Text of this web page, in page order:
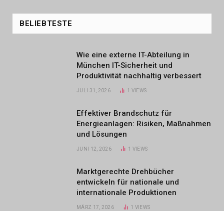
BELIEBTESTE
Wie eine externe IT-Abteilung in
München IT-Sicherheit und
Produktivität nachhaltig verbessert
JULI 31, 2026 1 VIEWS
Effektiver Brandschutz für
Energieanlagen: Risiken, Maßnahmen
und Lösungen
JUNI 12, 2026 1 VIEWS
Marktgerechte Drehbücher
entwickeln für nationale und
internationale Produktionen
MÄRZ 17, 2026 1 VIEWS